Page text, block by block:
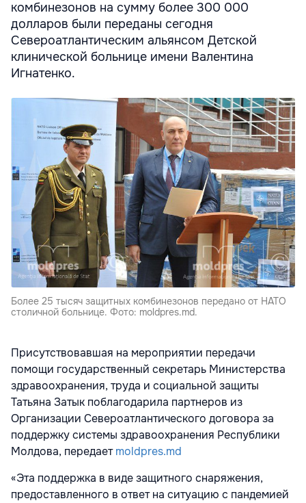
комбинезонов на сумму более 300 000
долларов были переданы сегодня
Североатлантическим альянсом Детской
клинической больнице имени Валентина
Игнатенко.
Более 25 тысяч защитных комбинезонов передано от НАТО
столичной больнице. Фото: moldpres.md.
Присутствовавшая на мероприятии передачи
помощи государственный секретарь Министерства
здравоохранения, труда и социальной защиты
Татьяна Затык поблагодарила партнеров из
Организации Североатлантического договора за
поддержку системы здравоохранения Республики
Молдова, передаетmoldpres.md
«Эта поддержка в виде защитного снаряжения,
предоставленного в ответ на ситуацию с пандемией